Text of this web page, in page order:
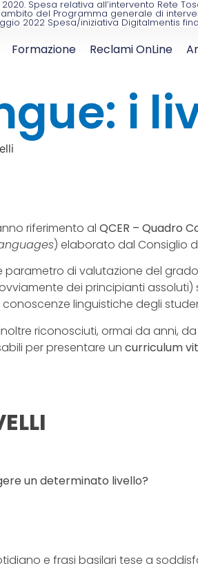
Spesa relativa all’intervento
del Programma generale di
2022 Spesa/iniziativa Digitalmentis
Formazione Reclami OnLine
i
riferimento al QCER – Quadro
) elaborato dal Consiglio
di valutazione del
dei principianti assoluti)
linguistiche degli
inoltre riconosciuti, ormai da
per presentare un curriculum
un determinato livello?
e frasi basilari tese a